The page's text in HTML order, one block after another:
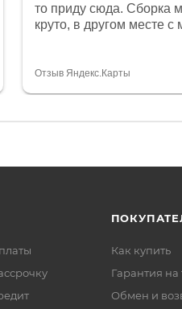
то приду сюда. Сборка
круто, в другом месте
спасибо отдельное,
Отзыв Яндекс.Карты
Как купить
Гарантия на
Обмен и